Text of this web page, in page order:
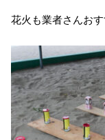
花火も業者さんお